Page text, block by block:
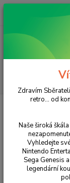
(Po-Pá, 15:00-20:00
Zdravím
retro... od
Naše široká
Vyhledejte
Nintendo
Sega Genesis
legendární